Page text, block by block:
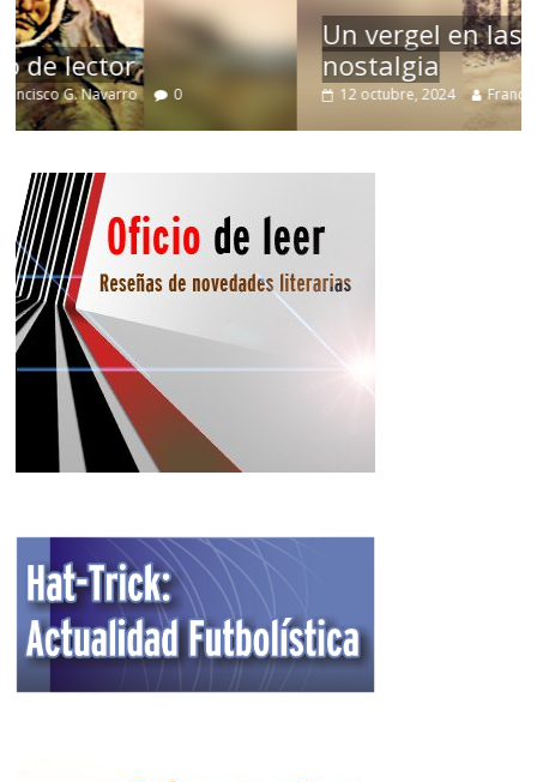
Un vergel en las nieblas de la
nostalgia
12 octubre, 2024 Francisco G. Navarro 0